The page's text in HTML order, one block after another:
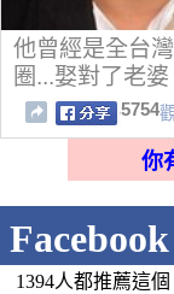
他曾經是全台
圈...娶對了老
5754
你
1394人都推薦這個